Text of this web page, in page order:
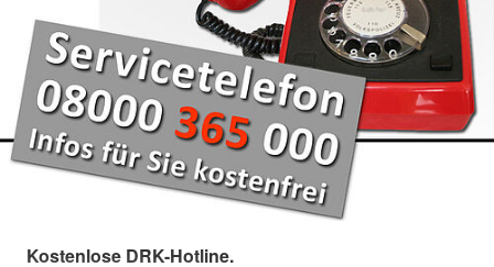
Kostenlose DRK-Hotline.